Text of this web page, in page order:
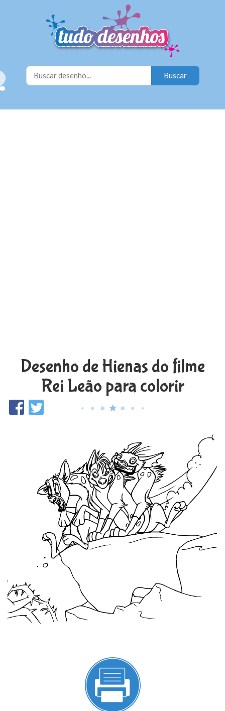
Desenho de Hienas do filme
Rei Leão para colorir